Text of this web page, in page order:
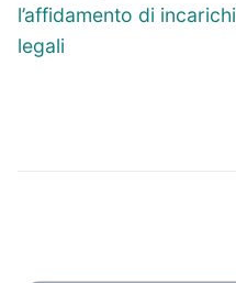
l’affidamento di incarichi
legali